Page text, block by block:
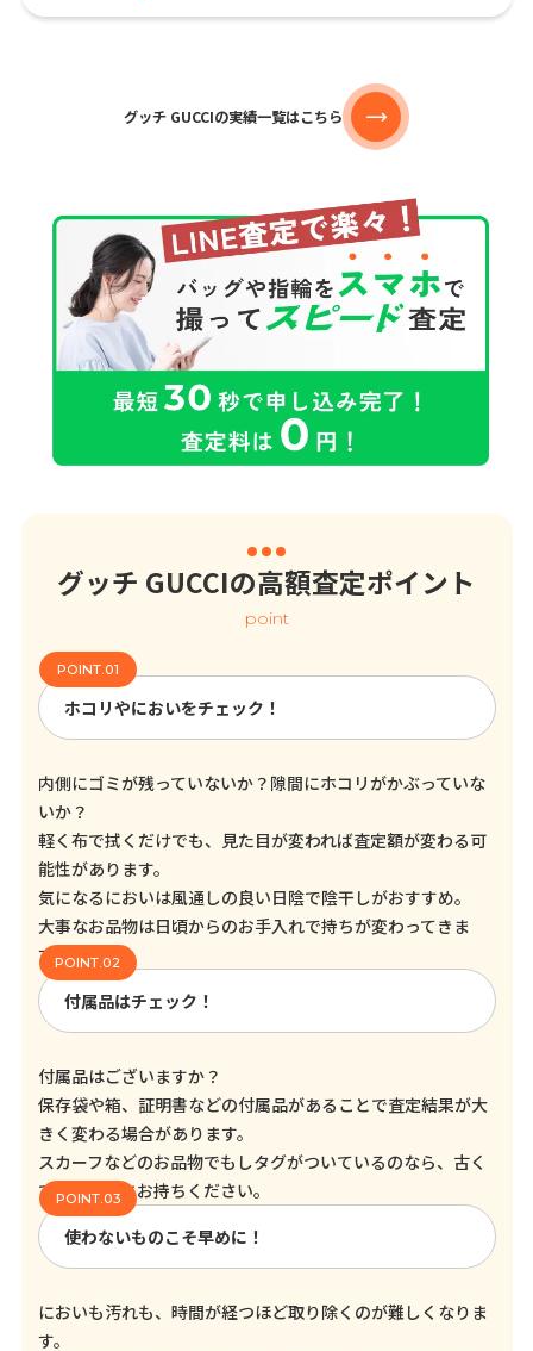
グッチ GUCCIの実績一覧はこちら
グッチ GUCCIの高額査定ポイント
point
ホコリやにおいをチェック！
内側にゴミが残っていないか？隙間にホコリがかぶっていな
いか？
軽く布で拭くだけでも、見た目が変われば査定額が変わる可
能性があります。
気になるにおいは風通しの良い日陰で陰干しがおすすめ。
大事なお品物は日頃からのお手入れで持ちが変わってきま
す！
付属品はチェック！
付属品はございますか？
保存袋や箱、証明書などの付属品があることで査定結果が大
きく変わる場合があります。
スカーフなどのお品物でもしタグがついているのなら、古く
てもそのままお持ちください。
使わないものこそ早めに！
においも汚れも、時間が経つほど取り除くのが難しくなりま
す。